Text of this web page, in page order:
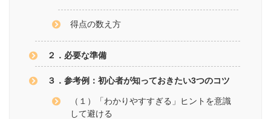
得点の数え方
２．必要な準備
３．参考例：初心者が知っておきたい3つのコツ
（１）「わかりやすすぎる」ヒントを意識
して避ける